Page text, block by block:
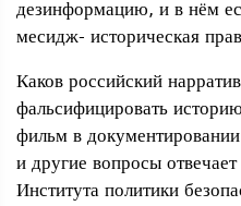
дезинформацию, и в нём
месидж- историческая
Каков российский
фальсифицировать
фильм в
и другие вопросы
Института политики